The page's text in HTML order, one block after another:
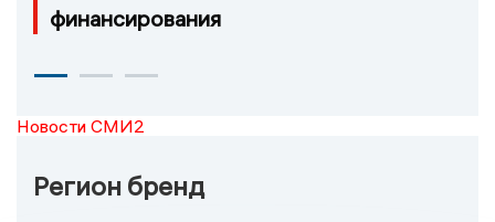
финансирования
Новости СМИ2
Регион бренд